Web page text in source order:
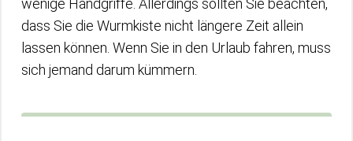
wenige Handgriffe. Allerdings sollten Sie beachten,
dass Sie die Wurmkiste nicht längere Zeit allein
lassen können. Wenn Sie in den Urlaub fahren, muss
sich jemand darum kümmern.